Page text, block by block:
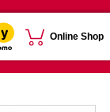
Online Shop